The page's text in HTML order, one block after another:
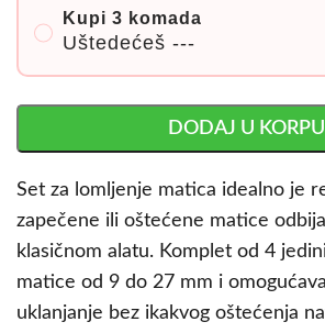
Kupi 3 komada
Uštedećeš ---
DODAJ U KORPU
Set za lomljenje matica idealno je
zapečene ili oštećene matice
klasičnom alatu. Komplet od 4
matice od 9 do 27 mm i
uklanjanje bez ikakvog oštećenja